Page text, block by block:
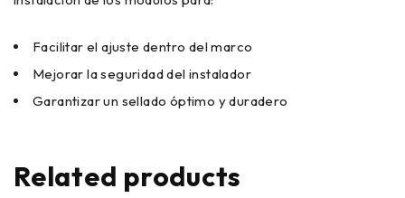
Facilitar el ajuste dentro del marco
Mejorar la seguridad del instalador
Garantizar un sellado óptimo y duradero
Related products